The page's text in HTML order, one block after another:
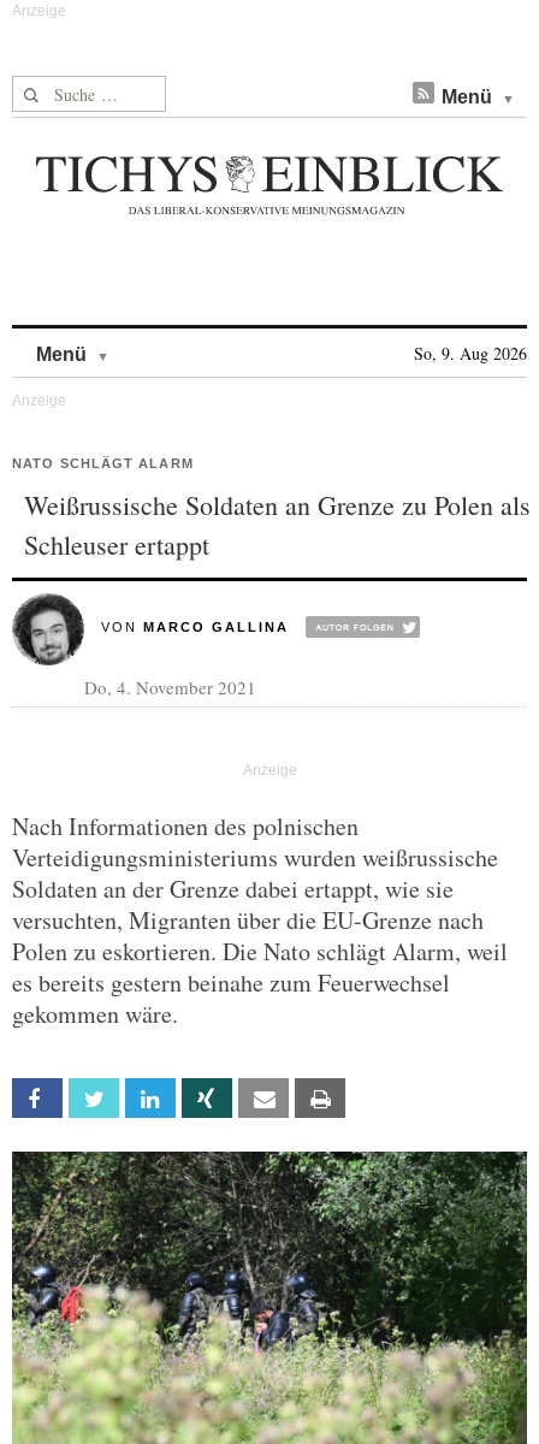
Suche nach: Menü
Menü So, 9. Aug 2026
NATO SCHLÄGT ALARM
Weißrussische Soldaten an Grenze zu Polen als
Schleuser ertappt
VON MARCO GALLINA
Do, 4. November 2021
Nach Informationen des polnischen
Verteidigungsministeriums wurden weißrussische
Soldaten an der Grenze dabei ertappt, wie sie
versuchten, Migranten über die EU-Grenze nach
Polen zu eskortieren. Die Nato schlägt Alarm, weil
es bereits gestern beinahe zum Feuerwechsel
gekommen wäre.
Facebook Twitter Linkedin Xing Email